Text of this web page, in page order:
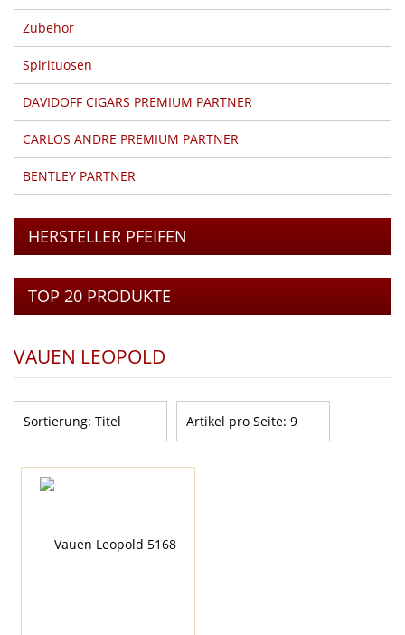
Zubehör
Spirituosen
DAVIDOFF CIGARS PREMIUM PARTNER
CARLOS ANDRE PREMIUM PARTNER
BENTLEY PARTNER
HERSTELLER PFEIFEN
TOP 20 PRODUKTE
VAUEN LEOPOLD
Sortierung: Titel Artikel pro Seite: 9